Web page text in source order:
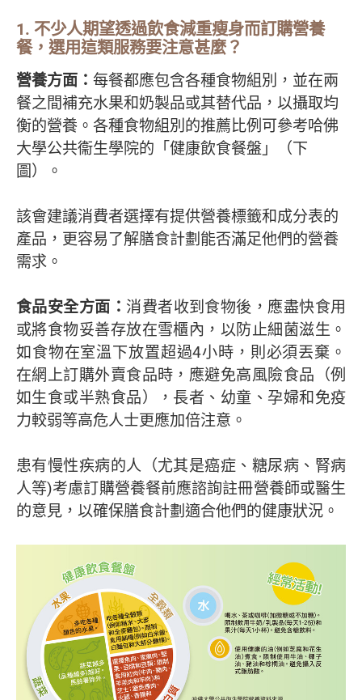
1. 不少人期望透過飲食減重瘦身而訂購營養
餐，選用這類服務要注意甚麼？
營養方面： 每餐都應包含各種食物組別，並在兩
餐之間補充水果和奶製品或其替代品，以攝取均
衡的營養。各種食物組別的推薦比例可參考哈佛
大學公共衞生學院的「健康飲食餐盤」（下
圖）。
該會建議消費者選擇有提供營養標籤和成分表的
產品，更容易了解膳食計劃能否滿足他們的營養
需求。
食品安全方面： 消費者收到食物後，應盡快食用
或將食物妥善存放在雪櫃內，以防止細菌滋生。
如食物在室溫下放置超過4小時，則必須丟棄。
在網上訂購外賣食品時，應避免高風險食品（例
如生食或半熟食品），長者、幼童、孕婦和免疫
力較弱等高危人士更應加倍注意。
患有慢性疾病的人（尤其是癌症、糖尿病、腎病
人等)考慮訂購營養餐前應諮詢註冊營養師或醫生
的意見，以確保膳食計劃適合他們的健康狀況。